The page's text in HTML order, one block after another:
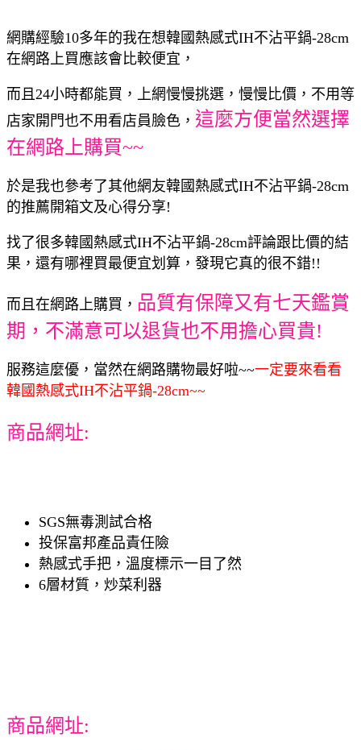
網購經驗10多年的我在想韓國熱感式IH不沾平鍋-28cm
在網路上買應該會比較便宜，
而且24小時都能買，上網慢慢挑選，慢慢比價，不用等
店家開門也不用看店員臉色， 這麼方便當然選擇
在網路上購買~~
於是我也參考了其他網友韓國熱感式IH不沾平鍋-28cm
的推薦開箱文及心得分享!
找了很多韓國熱感式IH不沾平鍋-28cm評論跟比價的結
果，還有哪裡買最便宜划算，發現它真的很不錯!!
而且在網路上購買， 品質有保障又有七天鑑賞
期，不滿意可以退貨也不用擔心買貴!
服務這麼優，當然在網路購物最好啦~~一定要來看看
韓國熱感式IH不沾平鍋-28cm~~
商品網址:
SGS無毒測試合格
投保富邦產品責任險
熱感式手把，溫度標示一目了然
6層材質，炒菜利器
商品網址: